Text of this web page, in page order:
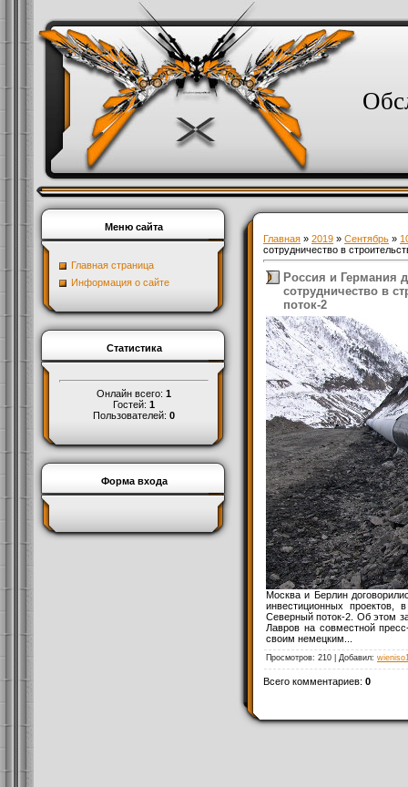
Меню сайта
Главная страница
Информация о сайте
Статистика
Онлайн всего: 1
Гостей: 1
Пользователей: 0
Форма входа
Главная » 2019 » Сентябрь »
сотрудничество в
Россия и Германия
сотрудничество в
поток-2
Москва и Берлин
инвестиционных
Северный поток-2. Об этом
Лавров на совместной
своим немецким...
Просмотров: 210 | Добавил:
Всего комментариев: 0